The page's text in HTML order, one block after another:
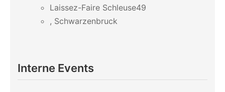
Laissez-Faire Schleuse49
, Schwarzenbruck
Interne Events